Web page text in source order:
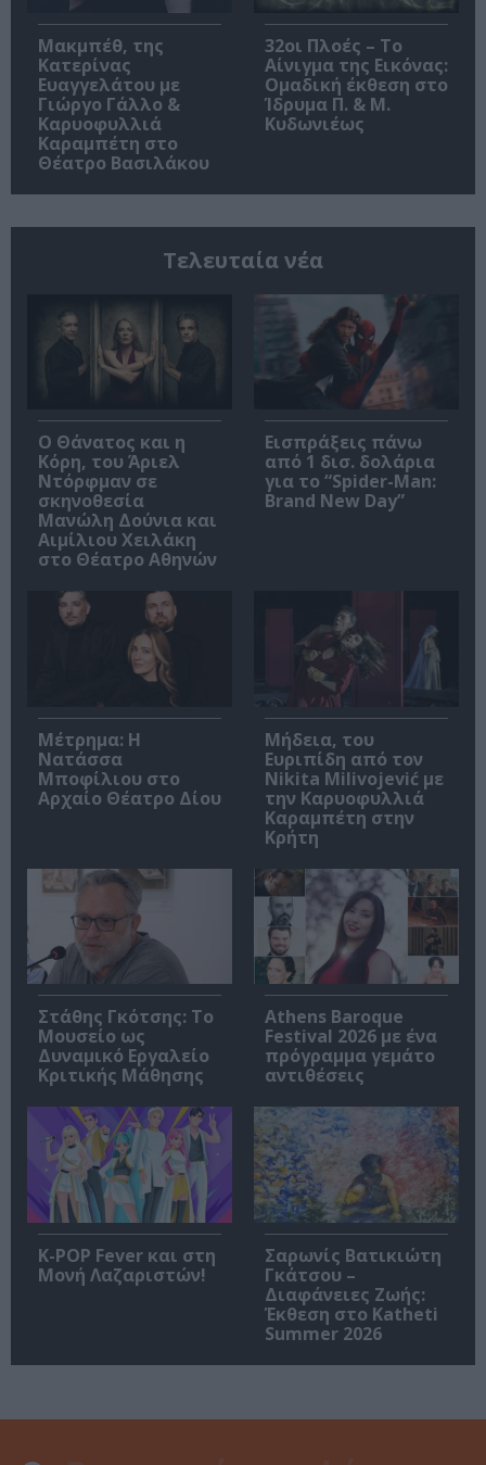
Μακμπέθ, της
Κατερίνας
Ευαγγελάτου με
Γιώργο Γάλλο &
Καρυοφυλλιά
Καραμπέτη στο
Θέατρο Βασιλάκου
32οι Πλοές – Το
Αίνιγμα της Εικόνας:
Ομαδική έκθεση στο
Ίδρυμα Π. & Μ.
Κυδωνιέως
Τελευταία νέα
Ο Θάνατος και η
Κόρη, του Άριελ
Ντόρφμαν σε
σκηνοθεσία
Μανώλη Δούνια και
Αιμίλιου Χειλάκη
στο Θέατρο Αθηνών
Εισπράξεις πάνω
από 1 δισ. δολάρια
για το “Spider-Man:
Brand New Day”
Μέτρημα: Η
Νατάσσα
Μποφίλιου στο
Αρχαίο Θέατρο Δίου
Μήδεια, του
Ευριπίδη από τον
Nikita Milivojević με
την Καρυοφυλλιά
Καραμπέτη στην
Κρήτη
Στάθης Γκότσης: Το
Μουσείο ως
Δυναμικό Εργαλείο
Κριτικής Μάθησης
Athens Baroque
Festival 2026 με ένα
πρόγραμμα γεμάτο
αντιθέσεις
K-POP Fever και στη
Μονή Λαζαριστών!
Σαρωνίς Βατικιώτη
Γκάτσου –
Διαφάνειες Ζωής:
Έκθεση στο Katheti
Summer 2026